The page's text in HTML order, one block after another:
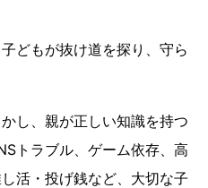
どもが抜け道を探り、守ら
し、親が正しい知識を持つ
トラブル、ゲーム依存、高
活・投げ銭など、大切な子